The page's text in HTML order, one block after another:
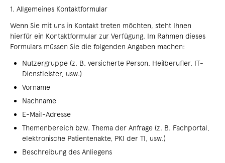
1. Allgemeines Kontaktformular
Wenn Sie mit uns in Kontakt treten möchten, steht Ihnen
hierfür ein Kontaktformular zur Verfügung. Im Rahmen dieses
Formulars müssen Sie die folgenden Angaben machen:
Nutzergruppe (z. B. versicherte Person, Heilberufler, IT-
Dienstleister, usw.)
Vorname
Nachname
E-Mail-Adresse
Themenbereich bzw. Thema der Anfrage (z. B. Fachportal,
elektronische Patientenakte, PKI der TI, usw.)
Beschreibung des Anliegens